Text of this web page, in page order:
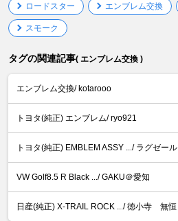
ロードスター エンブレム交換
スモーク
タグの関連記事( エンブレム交換 )
エンブレム交換/ kotarooo
トヨタ(純正) エンブレム/ ryo921
トヨタ(純正) EMBLEM ASSY .../ ラグゼール
VW Golf8.5 R Black .../ GAKU＠愛知
日産(純正) X-TRAIL ROCK .../ 徳小寺 無恒